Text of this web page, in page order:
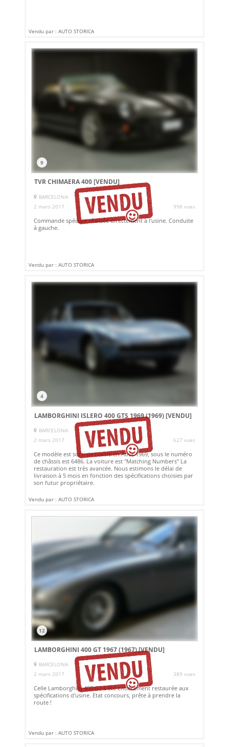
Vendu par : AUTO STORICA
9
TVR CHIMAERA 400[VENDU]
BARCELONA
2 mars 2017
998 vues
Commande spéciale réalisée directement à l'usine. Conduite
à gauche.
Vendu par : AUTO STORICA
4
LAMBORGHINI ISLERO 400 GTS 1969 (1969)[VENDU]
BARCELONA
2 mars 2017
627 vues
Ce modèle est sorti de l'usine en Août 1969, sous le numéro
de châssis est 6486. La voiture est "Matching Numbers" La
restauration est très avancée. Nous estimons le délai de
livraison à 5 mois en fonction des spécifications choisies par
son futur propriétaire.
Vendu par : AUTO STORICA
12
LAMBORGHINI 400 GT 1967 (1967)[VENDU]
BARCELONA
2 mars 2017
389 vues
Celle Lamborghini 400 GT a été entièrement restaurée aux
spécifications d'usine. Etat concours, prête à prendre la
route !
Vendu par : AUTO STORICA